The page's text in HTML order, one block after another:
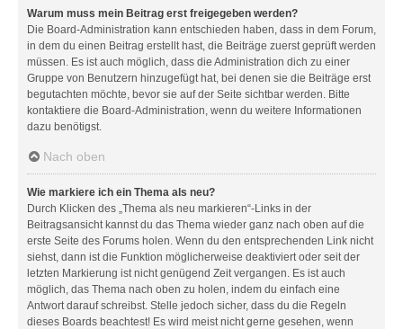
Warum muss mein Beitrag erst freigegeben werden?
Die Board-Administration kann entschieden haben, dass in dem Forum,
in dem du einen Beitrag erstellt hast, die Beiträge zuerst geprüft werden
müssen. Es ist auch möglich, dass die Administration dich zu einer
Gruppe von Benutzern hinzugefügt hat, bei denen sie die Beiträge erst
begutachten möchte, bevor sie auf der Seite sichtbar werden. Bitte
kontaktiere die Board-Administration, wenn du weitere Informationen
dazu benötigst.
Nach oben
Wie markiere ich ein Thema als neu?
Durch Klicken des „Thema als neu markieren“-Links in der
Beitragsansicht kannst du das Thema wieder ganz nach oben auf die
erste Seite des Forums holen. Wenn du den entsprechenden Link nicht
siehst, dann ist die Funktion möglicherweise deaktiviert oder seit der
letzten Markierung ist nicht genügend Zeit vergangen. Es ist auch
möglich, das Thema nach oben zu holen, indem du einfach eine
Antwort darauf schreibst. Stelle jedoch sicher, dass du die Regeln
dieses Boards beachtest! Es wird meist nicht gerne gesehen, wenn